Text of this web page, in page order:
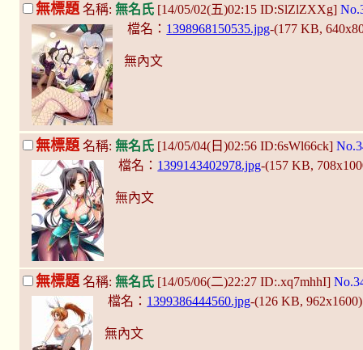
無標題名稱: 無名氏 [14/05/02(五)02:15 ID:SlZlZXXg]
檔名： 1398968150535.jpg-(177 KB,
無內文
無標題 名稱: 無名氏 [14/05/04(日)02:56 ID:6sWl66ck]
檔名： 1399143402978.jpg-(157 KB,
無內文
無標題 名稱: 無名氏 [14/05/06(二)22:27 ID:.xq7mhhI]
檔名： 1399386444560.jpg-(126 KB,
無內文